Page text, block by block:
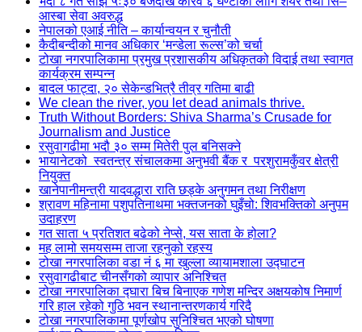
आस्बा सेवा अवरुद्ध
नेपालको एआई नीति – कार्यान्वयन र चुनौती
कैदीबन्दीको मानव अधिकार ‘मन्डेला रूल्स’को चर्चा
टोखा नगरपालिकामा प्रमुख प्रशासकीय अधिकृतको विदाई तथा स्वागत
कार्यक्रम सम्पन्न
बादल फाट्दा, २० सेकेन्डभित्रै तीव्र गतिमा बाढी
We clean the river, you let dead animals thrive.
Truth Without Borders: Shiva Sharma’s Crusade for
Journalism and Justice
रसुवागढीमा भदौ ३० सम्म मितेरी पुल बनिसक्ने
भायानेटको स्वतन्त्र संचालकमा अनुभवी बैंक र परशुरामकुँवर क्षेत्री
नियुक्त
खानेपानीमन्त्री यादवद्धारा राति छड्के अनुगमन तथा निरीक्षण
श्रावण महिनामा पशुपतिनाथमा भक्तजनको घुइँचो: शिवभक्तिको अनुपम
उदाहरण
गत साता ५ प्रतिशत बढेको नेप्से, यस साता के होला?
मह लामो समयसम्म ताजा रहनुको रहस्य
टोखा नगरपालिका वडा नं ६ मा खुल्ला व्यायामशाला उद्घाटन
रसुवागढीबाट चीनसँगको व्यापार अनिश्चित
टोखा नगरपालिका द्घारा बिच बिनाएक गणेश मन्दिर अक्षयकोष निमार्ण
गरि हाल रहेको गुठि भवन स्थानान्तरणकार्य गरिदै
टोखा नगरपालिकामा पूर्णखोप सुनिश्चित भएको घोषणा